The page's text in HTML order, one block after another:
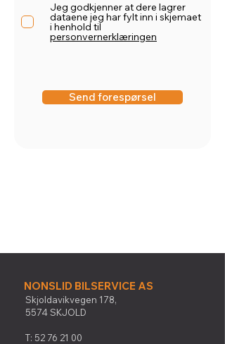
Jeg godkjenner at dere lagrer
dataene jeg har fylt inn i skjemaet
i henhold til
personvernerklæringen
Send forespørsel
NONSLID BILSERVICE AS
Skjoldavikvegen 178,
5574 SKJOLD
T: 52 76 21 00